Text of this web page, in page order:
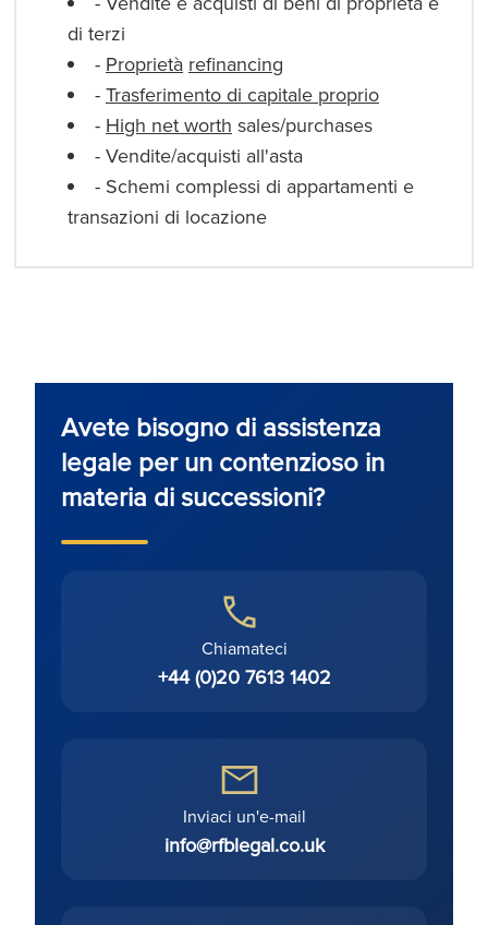
di terzi
- Proprietà refinancing
- Trasferimento di capitale proprio
- High net worth sales/purchases
- Vendite/acquisti all'asta
- Schemi complessi di appartamenti e
transazioni di locazione
Avete bisogno di assistenza
legale per un contenzioso in
materia di successioni?
Chiamateci
+44 (0)20 7613 1402
Inviaci un'e-mail
info@rfblegal.co.uk